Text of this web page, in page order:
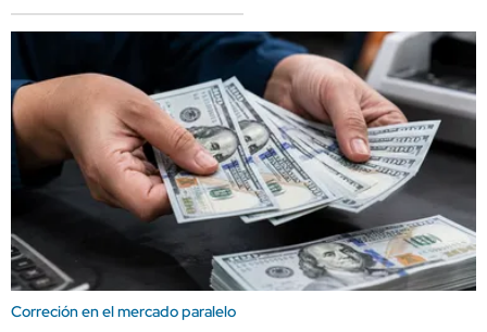
Correción en el mercado paralelo